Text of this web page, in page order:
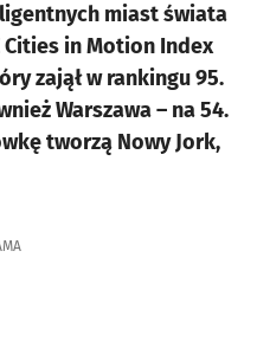
miast świata
Cities in Motion Index
zajął w rankingu 95.
Warszawa – na 54.
tworzą Nowy Jork,